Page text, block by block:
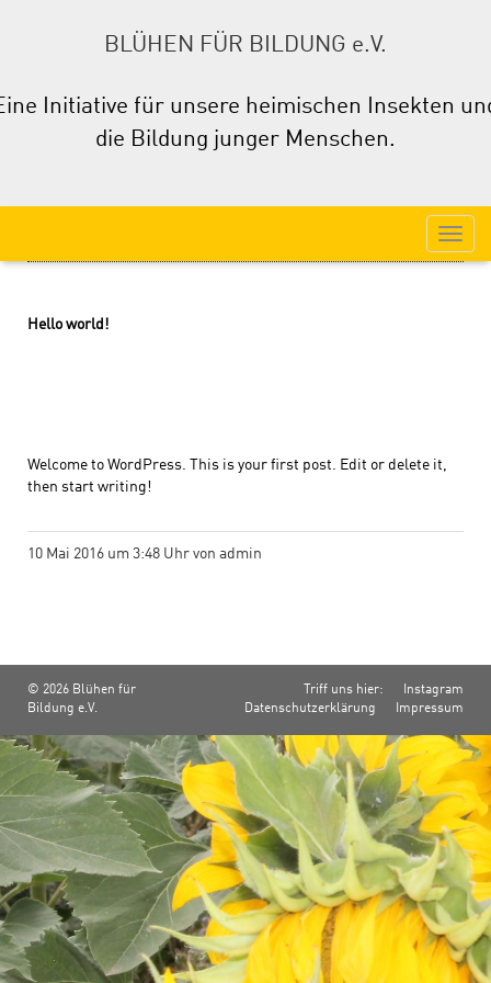
BLÜHEN FÜR BILDUNG e.V.
Initiative für unsere heimischen Insekten
die Bildung junger Menschen.
Hello world!
Welcome to WordPress. This is your first post. Edit or delete it,
then start writing!
10 Mai 2016 um 3:48 Uhr von admin
© 2026 Blühen für
Bildung e.V.
Triff uns hier:
Instagram
Datenschutzerklärung
Impressum